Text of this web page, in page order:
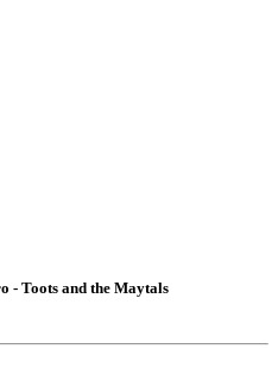
- Toots and the Maytals